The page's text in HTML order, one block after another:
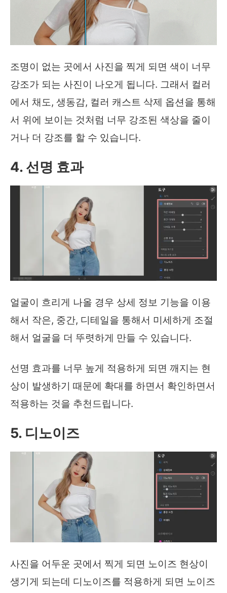
조명이 없는 곳에서 사진을 찍게 되면 색이 너무
강조가 되는 사진이 나오게 됩니다. 그래서 컬러
에서 채도, 생동감, 컬러 캐스트 삭제 옵션을 통해
서 위에 보이는 것처럼 너무 강조된 색상을 줄이
거나 더 강조를 할 수 있습니다.
4. 선명 효과
얼굴이 흐리게 나올 경우 상세 정보 기능을 이용
해서 작은, 중간, 디테일을 통해서 미세하게 조절
해서 얼굴을 더 뚜렷하게 만들 수 있습니다.
선명 효과를 너무 높게 적용하게 되면 깨지는 현
상이 발생하기 때문에 확대를 하면서 확인하면서
적용하는 것을 추천드립니다.
5. 디노이즈
사진을 어두운 곳에서 찍게 되면 노이즈 현상이
생기게 되는데 디노이즈를 적용하게 되면 노이즈